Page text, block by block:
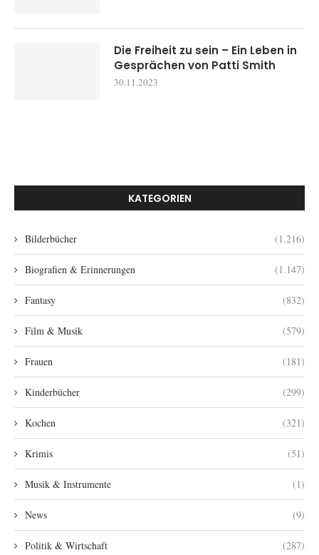
Die Freiheit zu sein – Ein Leben in
Gesprächen von Patti Smith
30.11.2023
KATEGORIEN
Bilderbücher (1.216)
Biografien & Erinnerungen (1.147)
Fantasy (832)
Film & Musik (579)
Frauen (181)
Kinderbücher (299)
Kochen (321)
Krimis (51)
Musik & Instrumente (1)
News (9)
Politik & Wirtschaft (287)